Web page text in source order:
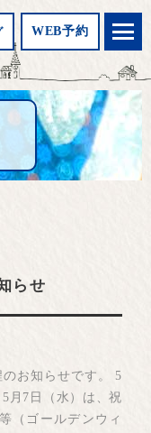
WEB予約
らせ
のお知らせです。 5
月7日（水）は、祝
（ゴールデンウィ